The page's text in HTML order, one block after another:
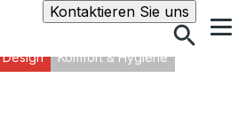
Kontaktieren Sie unsSuche
Design Komfort & Hygiene